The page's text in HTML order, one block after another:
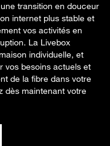
transition en douceur
internet plus stable et
vos activités en
La Livebox
individuelle, et
vos besoins actuels et
de la fibre dans votre
dès maintenant votre